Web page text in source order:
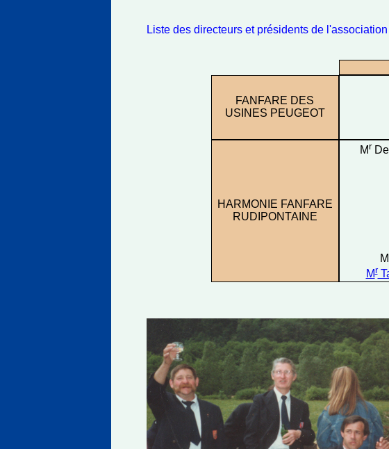
Liste des directeurs et présidents de l'association
FANFARE DES
USINES PEUGEOT
HARMONIE FANFARE
RUDIPONTAINE
Mr
M
Mr